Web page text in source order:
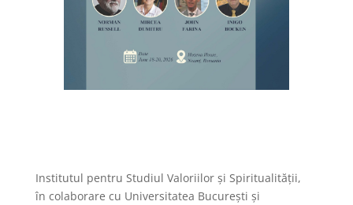
Institutul pentru Studiul Valoriilor și Spiritualității,
în colaborare cu Universitatea București și